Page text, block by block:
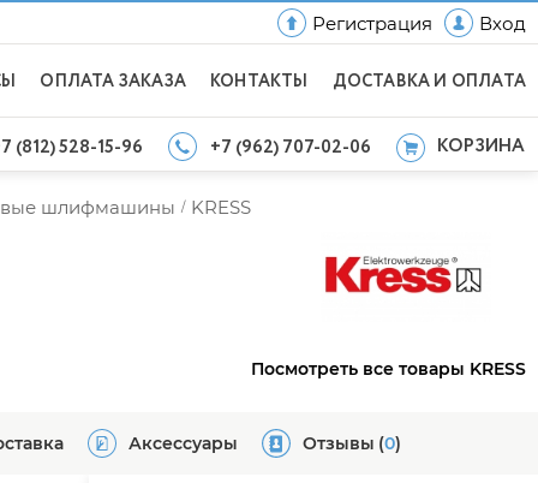
Регистрация Вход
ОПЛАТА ЗАКАЗА КОНТАКТЫ ДОСТАВКА И ОПЛАТА
(812) 528-15-96 +7 (962) 707-02-06 КОРЗИНА
шлифмашины / KRESS
Посмотреть все товары KRESS
Аксессуары Отзывы (0)